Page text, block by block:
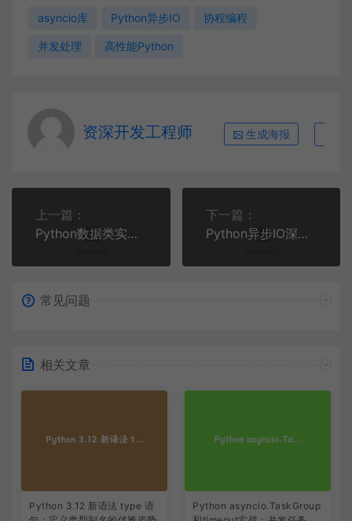
asyncio库 Python异步IO 协程编程
并发处理 高性能Python
资深开发工程师 生成海报
上一篇：
Python数据类实战：5个高效数据建模技巧 | Python高级编程
下一篇：
Python异步IO深度实战：构建高性能Web爬虫监控系统
常见问题
相关文章
Python 3.12 新语法 type 语
Python asyncio.TaskGroup